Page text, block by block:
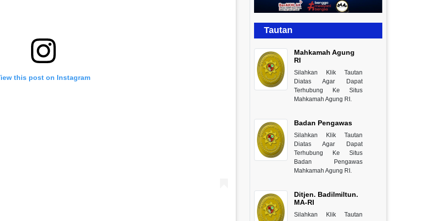
this post on Instagram
Tautan
Mahkamah Agung
RI
Silahkan Klik Tautan
Diatas Agar Dapat
Terhubung Ke Situs
Mahkamah Agung RI.
Badan Pengawas
Silahkan Klik Tautan
Diatas Agar Dapat
Terhubung Ke Situs
Badan Pengawas
Mahkamah Agung RI.
Ditjen. Badilmiltun.
MA-RI
Silahkan Klik Tautan